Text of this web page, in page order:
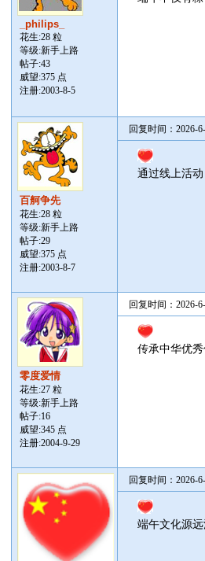
_philips_
花生:28 粒
等级:新手上路
帖子:43
威望:375 点
注册:2003-8-5
百舸争先
花生:28 粒
等级:新手上路
帖子:29
威望:375 点
注册:2003-8-7
回复时间：2026-
通过线上活
零度爱情
花生:27 粒
等级:新手上路
帖子:16
威望:345 点
注册:2004-9-29
回复时间：2026-
传承中华优
回复时间：2026-
端午文化源